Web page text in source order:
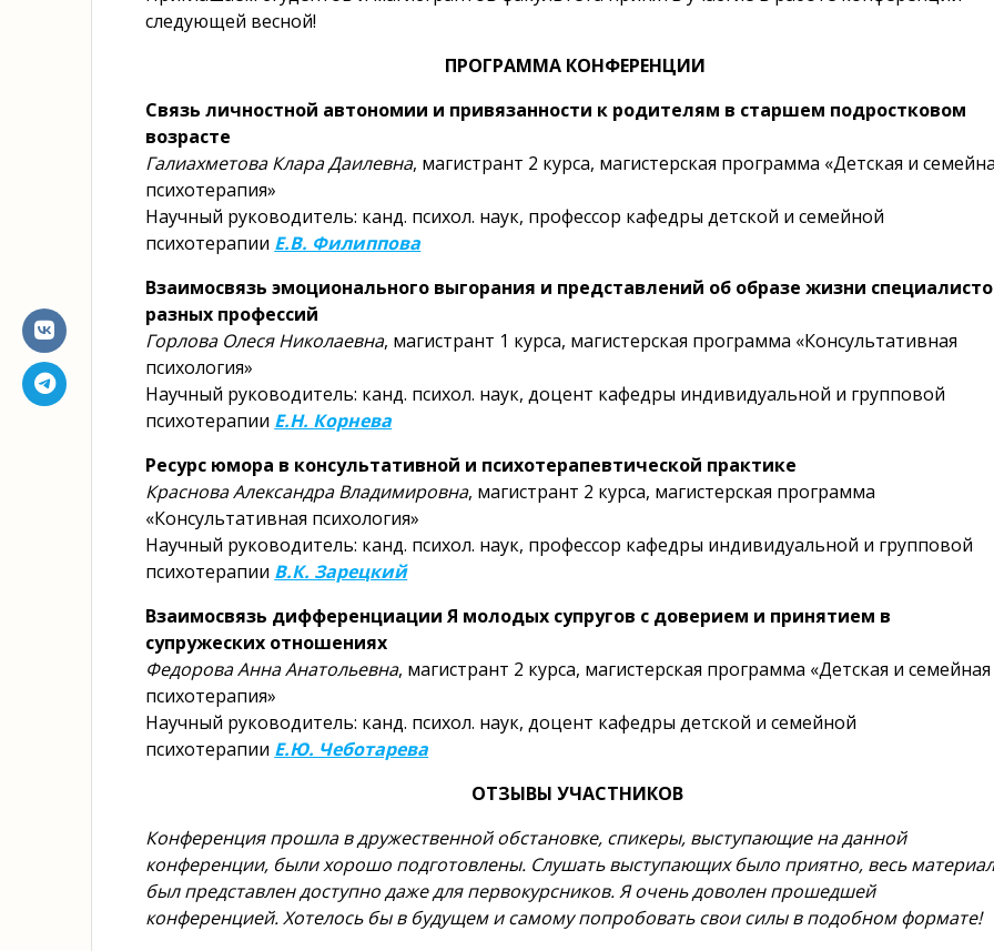
следующей весной!
ПРОГРАММА КОНФЕРЕНЦИИ
Связь личностной автономии и привязанности к родителям в старшем подростковом
возрасте
Галиахметова Клара Даилевна, магистрант 2 курса, магистерская программа «Детская и
психотерапия»
Научный руководитель: канд. психол. наук, профессор кафедры детской и семейной
психотерапии Е.В. Филиппова
Взаимосвязь эмоционального выгорания и представлений об образе жизни
разных профессий
Горлова Олеся Николаевна, магистрант 1 курса, магистерская программа «Консультативная
психология»
Научный руководитель: канд. психол. наук, доцент кафедры индивидуальной и групповой
психотерапии Е.Н. Корнева
Ресурс юмора в консультативной и психотерапевтической практике
Краснова Александра Владимировна, магистрант 2 курса, магистерская программа
«Консультативная психология»
Научный руководитель: канд. психол. наук, профессор кафедры индивидуальной и групповой
психотерапии В.К. Зарецкий
Взаимосвязь дифференциации Я молодых супругов с доверием и принятием в
супружеских отношениях
Федорова Анна Анатольевна, магистрант 2 курса, магистерская программа «Детская и семейная
психотерапия»
Научный руководитель: канд. психол. наук, доцент кафедры детской и семейной
психотерапии Е.Ю. Чеботарева
ОТЗЫВЫ УЧАСТНИКОВ
Конференция прошла в дружественной обстановке, спикеры, выступающие на данной
конференции, были хорошо подготовлены. Слушать выступающих было приятно, весь
был представлен доступно даже для первокурсников. Я очень доволен прошедшей
конференцией. Хотелось бы в будущем и самому попробовать свои силы в подобном формате!